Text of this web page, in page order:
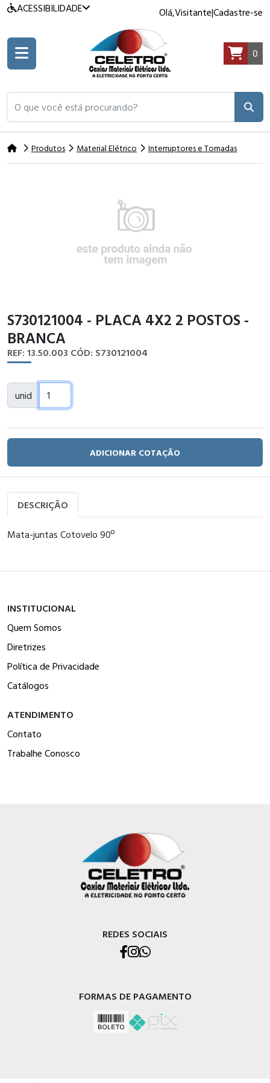
ACESSIBILIDADE Olá,Visitante|Cadastre-se
O que você está procurando?
0
Produtos Material Elétrico Interruptores e Tomadas
S730121004 - PLACA 4X2 2 POSTOS -
BRANCA
REF: 13.50.003 CÓD: S730121004
unid
ADICIONAR COTAÇÃO
DESCRIÇÃO
Mata-juntas Cotovelo 90º
INSTITUCIONAL
Quem Somos
Diretrizes
Política de Privacidade
Catálogos
ATENDIMENTO
Contato
Trabalhe Conosco
REDES SOCIAIS
FORMAS DE PAGAMENTO